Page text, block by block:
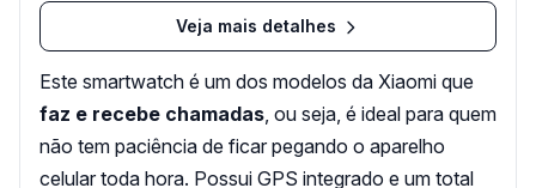
Veja mais detalhes
Este smartwatch é um dos modelos da Xiaomi que
faz e recebe chamadas , ou seja, é ideal para quem
não tem paciência de ficar pegando o aparelho
celular toda hora. Possui GPS integrado e um total